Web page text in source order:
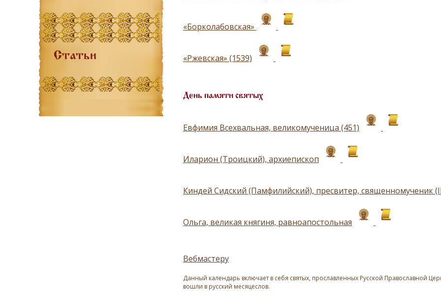
Статьи
«Борколабовская»
«Ржевская» (1539)
День памяти святых
Евфимия Всехвальная, великомученица (451)
Иларион (Троицкий), архиепископ
Киндей Сидский (Памфилийский), пресвитер, священномученик
Ольга, великая княгиня, равноапостольная
Вебмастеру
Данный календарь включает в себя святых, прославленных Русской Православной
вошли в русский месяцеслов.